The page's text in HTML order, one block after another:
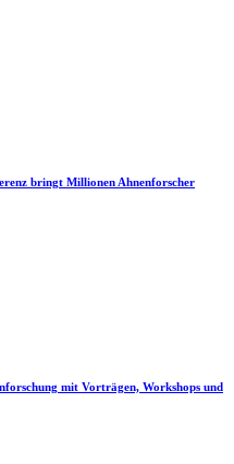
bringt Millionen Ahnenforscher
mit Vorträgen, Workshops und